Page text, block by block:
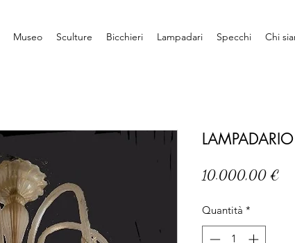
Museo Sculture Bicchieri Lampadari Specchi Chi
10.000,00 €
Quantità *